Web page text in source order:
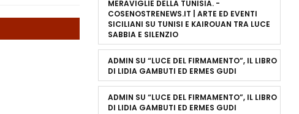
MERAVIGLIE DELLA TUNISIA. -
COSENOSTRENEWS.IT | ARTE ED EVENTI
SICILIANI SU TUNISI E KAIROUAN TRA LUCE
SABBIA E SILENZIO
ADMIN SU “LUCE DEL FIRMAMENTO”, IL LIBRO
DI LIDIA GAMBUTI ED ERMES GUDI
ADMIN SU “LUCE DEL FIRMAMENTO”, IL LIBRO
DI LIDIA GAMBUTI ED ERMES GUDI